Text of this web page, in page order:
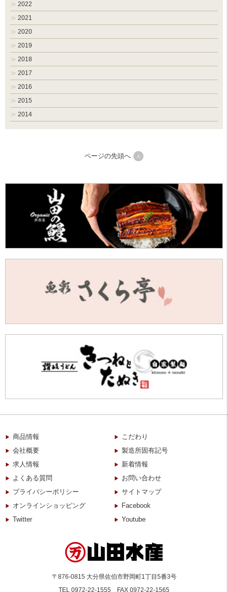
2022
2021
2020
2019
2018
2017
2016
2015
2014
ページの先頭へ
商品情報
こだわり
会社概要
製造所固有記号
求人情報
新着情報
よくある質問
お問い合わせ
プライバシーポリシー
サイトマップ
オンラインショッピング
Facebook
Twitter
Youtube
〒876-0815 大分県佐伯市野岡町1丁目5番3号
TEL 0972-22-1555 FAX 0972-22-1565